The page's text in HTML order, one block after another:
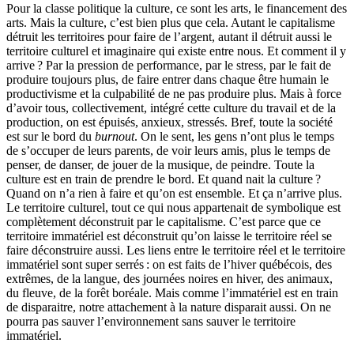
Pour la classe politique la culture, ce sont les arts, le financement des
arts. Mais la culture, c’est bien plus que cela. Autant le capitalisme
détruit les territoires pour faire de l’argent, autant il détruit aussi le
territoire culturel et imaginaire qui existe entre nous. Et comment il y
arrive ? Par la pression de performance, par le stress, par le fait de
produire toujours plus, de faire entrer dans chaque être humain le
productivisme et la culpabilité de ne pas produire plus. Mais à force
d’avoir tous, collectivement, intégré cette culture du travail et de la
production, on est épuisés, anxieux, stressés. Bref, toute la société
est sur le bord du burnout. On le sent, les gens n’ont plus le temps
de s’occuper de leurs parents, de voir leurs amis, plus le temps de
penser, de danser, de jouer de la musique, de peindre. Toute la
culture est en train de prendre le bord. Et quand nait la culture ?
Quand on n’a rien à faire et qu’on est ensemble. Et ça n’arrive plus.
Le territoire culturel, tout ce qui nous appartenait de symbolique est
complètement déconstruit par le capitalisme. C’est parce que ce
territoire immatériel est déconstruit qu’on laisse le territoire réel se
faire déconstruire aussi. Les liens entre le territoire réel et le territoire
immatériel sont super serrés : on est faits de l’hiver québécois, des
extrêmes, de la langue, des journées noires en hiver, des animaux,
du fleuve, de la forêt boréale. Mais comme l’immatériel est en train
de disparaitre, notre attachement à la nature disparait aussi. On ne
pourra pas sauver l’environnement sans sauver le territoire
immatériel.